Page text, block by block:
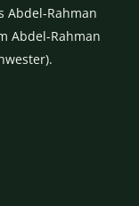
Abdel-Rahman
Abdel-Rahman